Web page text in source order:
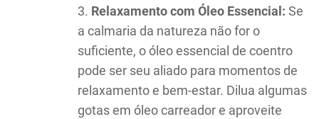
Relaxamento com Óleo Essencial: Se
a calmaria da natureza não for o
suficiente, o óleo essencial de coentro
pode ser seu aliado para momentos de
relaxamento e bem-estar. Dilua algumas
gotas em óleo carreador e aproveite